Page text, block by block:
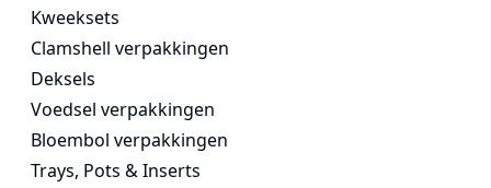
Kweeksets
Clamshell verpakkingen
Deksels
Voedsel verpakkingen
Bloembol verpakkingen
Trays, Pots & Inserts